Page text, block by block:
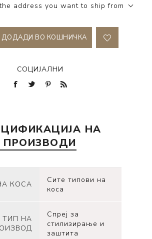
address you want to ship from
ДОДАДИ ВО КОШНИЧКА
СОЦИЈАЛНИ
НА
ПРОИЗВОДИ
КОСА
Сите типови на
коса
ТИП НА
Спреј за
стилизирање и
заштита